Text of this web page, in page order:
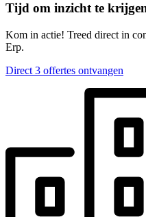
Tijd om inzicht te
Kom in actie! Treed direct in
Erp.
Direct 3 offertes ontvangen